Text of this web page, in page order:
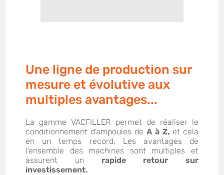
Une ligne de production sur
mesure et évolutive aux
multiples avantages...
La gamme VACFILLER permet de réaliser le
conditionnement d’ampoules deA à Z,et cela
en un temps record. Les avantages de
l’ensemble des machines sont multiples et
assurent un rapide retour sur
investissement.